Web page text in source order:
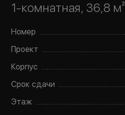
1-комнатная, 36,8 м²
Номер
Проект
Корпус
Срок сдачи
Этаж